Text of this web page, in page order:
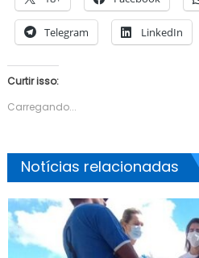
Telegram LinkedIn
Curtir isso:
Carregando...
Notícias relacionadas